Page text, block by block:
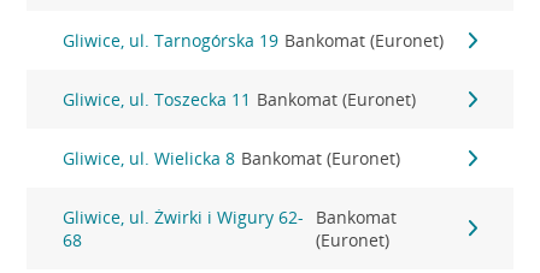
Gliwice, ul. Tarnogórska 19 Bankomat (Euronet)
Gliwice, ul. Toszecka 11 Bankomat (Euronet)
Gliwice, ul. Wielicka 8 Bankomat (Euronet)
Gliwice, ul. Żwirki i Wigury 62-
68
Bankomat
(Euronet)